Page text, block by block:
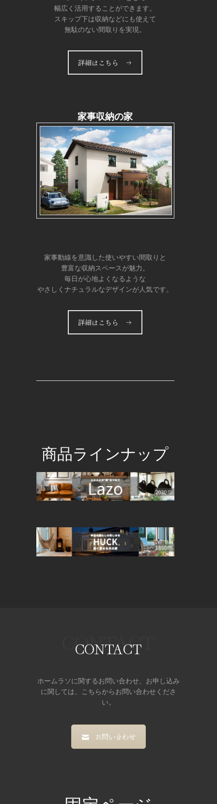
幅広く活用することができます。
スキップ下は収納などにも使えて
無駄のない間取りを実現。
詳細はこちら →
家事収納の家
家事動線を意識した使いやすい間取りと
豊富な収納スペースが魅力。
毎日が心地よくなるような
やさしくナチュラルなデザインが人気です。
詳細はこちら →
商品ラインナップ
CONTACT
CONTACT
ホームラソに関するお問い合わせ、お申し込み
に関しては、こちらからお問い合わせくださ
い。
お問い合わせ